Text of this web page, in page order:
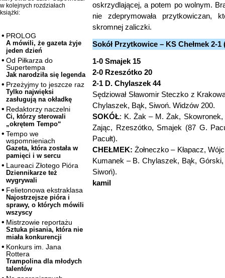
w kolejnych rozdziałach
książki:
PROLOG
A mówili, że gazeta żyje
jeden dzień
Od Piłkarza do
Supertempa
Jak narodziła się legenda
Przeżyjmy to jeszcze raz
Tylko najwięksi
zasługują na okładkę
Redaktorzy naczelni
Ci, którzy sterowali
„okrętem Tempo“
Tempo we
wspomnieniach
Gazeta, która została w
pamięci i w sercu
Laureaci Złotego Pióra
Dziennikarze też
wygrywali
Felietonowa ekstraklasa
Najostrzejsze pióra i
sprawy, o których mówili
wszyscy
Mistrzowie reportażu
Sztuka pisania, która nie
miała konkurencji
Konkurs im. Jana
Rottera
Trampolina dla młodych
talentów
oskrzydlającej, a potem po wolnym.
nie zdeprymowała przytkowiczan,
skromnej zaliczki.
Sokół Przytkowice – KS Chełmek 2-1
1-0 Smajek 15
2-0 Rzeszótko 20
2-1 D. Chylaszek 44
Sędziował Sławomir Steczko z
Chylaszek, Bąk, Siwoń. Widzów 200.
SOKÓŁ: K. Żak – M. Żak, Skowronek,
Zając, Rzeszótko, Smajek (87 G.
Pacułt).
CHEŁMEK: Żołneczko – Kłapacz,
Kumanek – B. Chylaszek, Bąk,
Siwoń).
kamil